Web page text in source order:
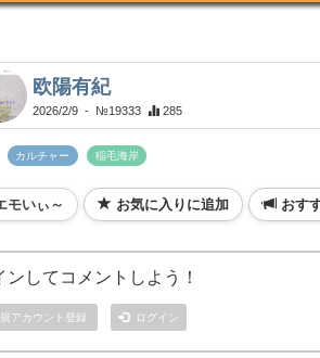
欧陽有紀
2026/2/9 - №19333 285
カルチャー 稲毛海岸
モいぃ～ お気に入りに追加 おす
ンしてコメントしよう！
アカウント登録 ログイン